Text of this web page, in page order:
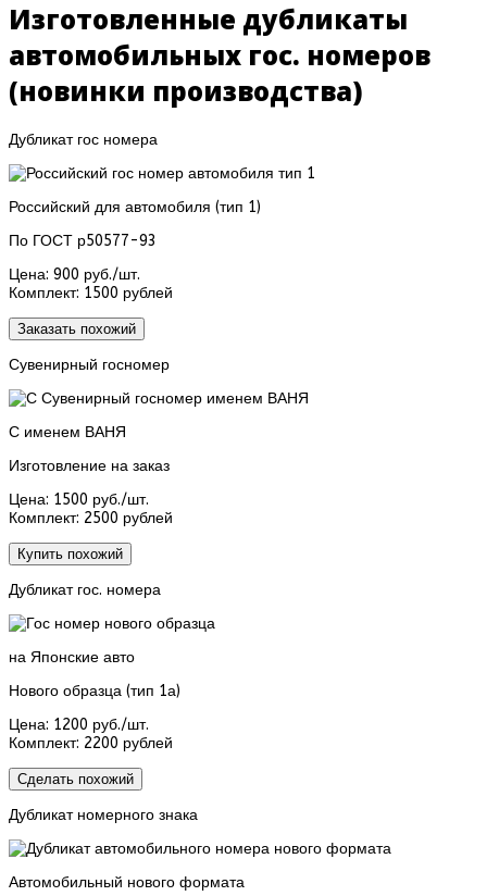
Изготовленные дубликаты
автомобильных гос. номеров
(новинки производства)
Дубликат гос номера
Российский для автомобиля (тип 1)
По ГОСТ р50577-93
Цена: 900 руб./шт.
Комплект: 1500 рублей
Заказать похожий
Сувенирный госномер
С именем ВАНЯ
Изготовление на заказ
Цена: 1500 руб./шт.
Комплект: 2500 рублей
Купить похожий
Дубликат гос. номера
на Японские авто
Нового образца (тип 1а)
Цена: 1200 руб./шт.
Комплект: 2200 рублей
Сделать похожий
Дубликат номерного знака
Автомобильный нового формата